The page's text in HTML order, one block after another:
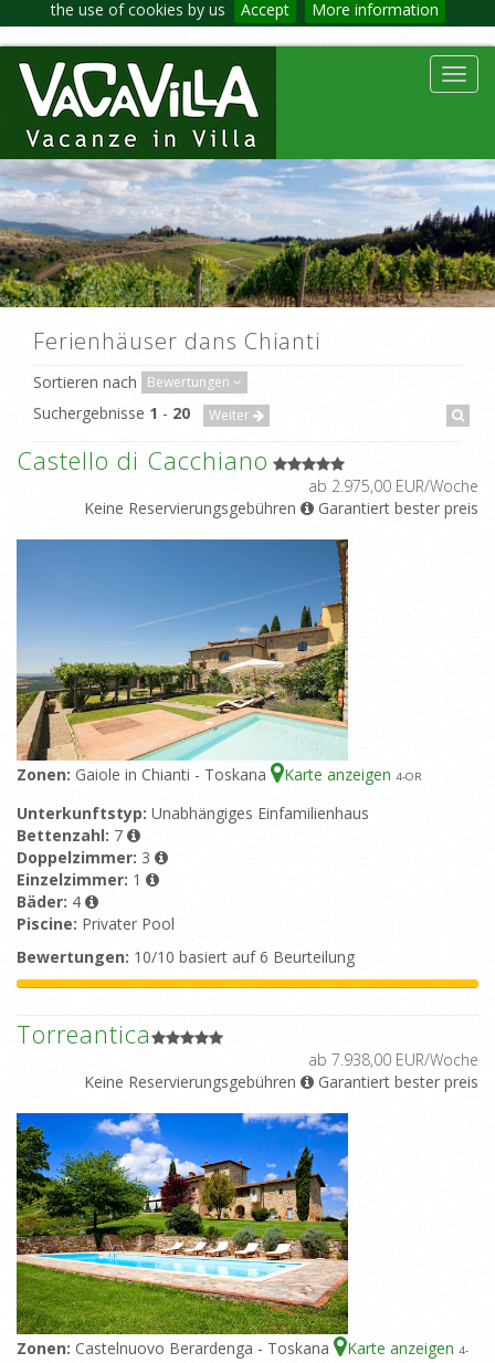
the use of cookies by us Accept More information
Ferienhäuser dans Chianti
Sortieren nach Bewertungen
Suchergebnisse 1 - 20 Weiter
Castello di Cacchiano
ab 2.975,00 EUR/Woche
Keine Reservierungsgebühren
Garantiert bester preis
Zonen: Gaiole in Chianti - Toskana Karte anzeigen 4-OR
Unterkunftstyp: Unabhängiges Einfamilienhaus
Bettenzahl: 7
Doppelzimmer: 3
Einzelzimmer: 1
Bäder: 4
Piscine: Privater Pool
Bewertungen: 10/10 basiert auf 6 Beurteilung
Torreantica
ab 7.938,00 EUR/Woche
Keine Reservierungsgebühren
Garantiert bester preis
Zonen: Castelnuovo Berardenga - Toskana Karte anzeigen 4-